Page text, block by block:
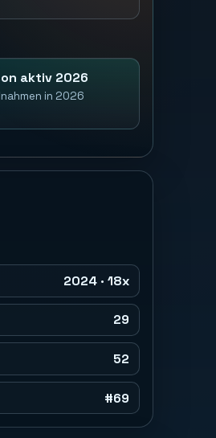
aktiv 2026
in 2026
2024 · 18x
29
52
#69